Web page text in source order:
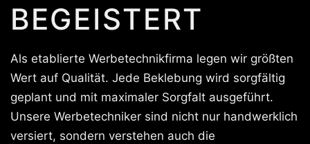
BEGEISTERT
Als etablierte Werbetechnikfirma legen wir größten
Wert auf Qualität. Jede Beklebung wird sorgfältig
geplant und mit maximaler Sorgfalt ausgeführt.
Unsere Werbetechniker sind nicht nur handwerklich
versiert, sondern verstehen auch die